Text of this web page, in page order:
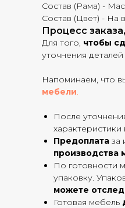
Состав (Рама) -
Состав (Цвет) - На
Процесс
Для того, чтобы
уточнения деталей
Напоминаем, что
мебели.
После
Предоплата за
производства
По готовности
упаковку.
можете
Готовая мебель